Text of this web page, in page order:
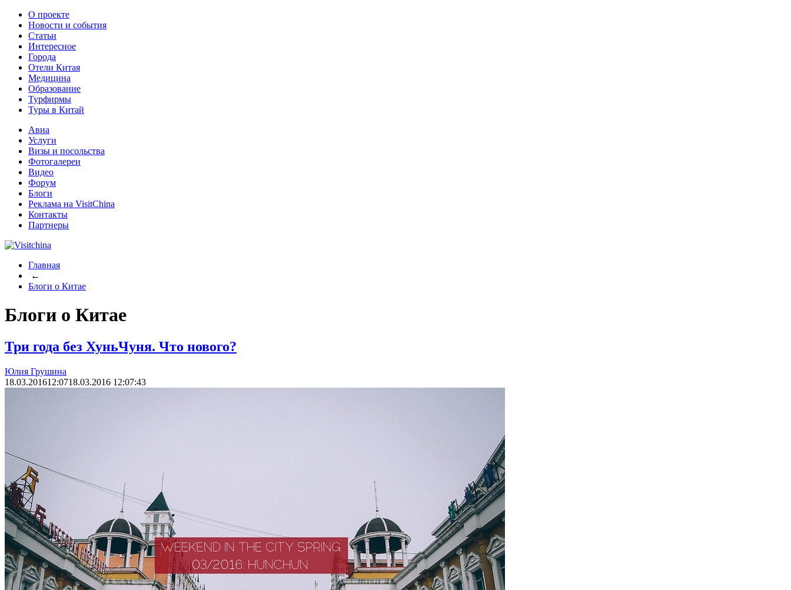
О проекте
Новости и события
Статьи
Интересное
Города
Отели Китая
Медицина
Образование
Турфирмы
Туры в Китай
Авиа
Услуги
Визы и посольства
Фотогалереи
Видео
Форум
Блоги
Реклама на VisitChina
Контакты
Партнеры
Главная
←
Блоги о Китае
Блоги о Китае
Три года без ХуньЧуня. Что нового?
Юлия Грушина
18.03.201612:0718.03.2016 12:07:43